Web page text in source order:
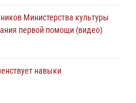
Министерства культуры
первой помощи (видео)
навыки